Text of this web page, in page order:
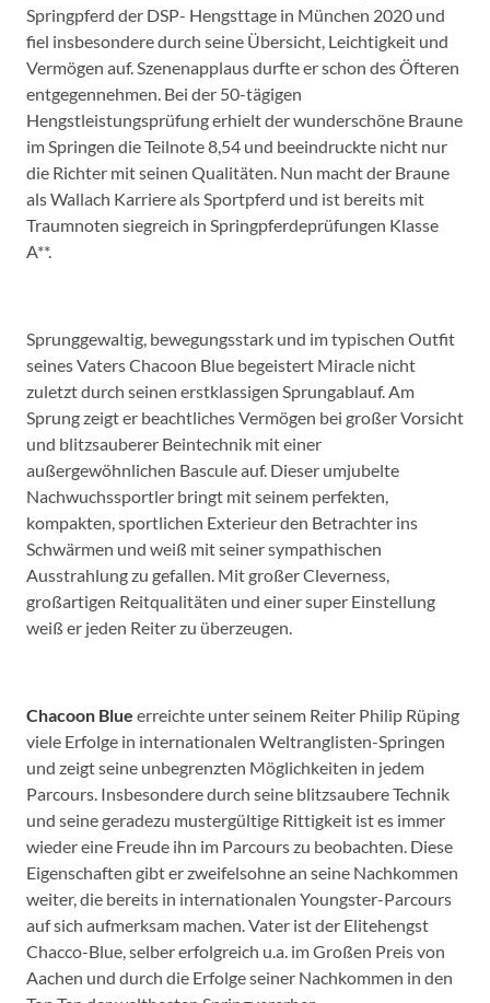
Springpferd der DSP- Hengsttage in München 2020 und
fiel insbesondere durch seine Übersicht, Leichtigkeit und
Vermögen auf. Szenenapplaus durfte er schon des Öfteren
entgegennehmen. Bei der 50-tägigen
Hengstleistungsprüfung erhielt der wunderschöne Braune
im Springen die Teilnote 8,54 und beeindruckte nicht nur
die Richter mit seinen Qualitäten. Nun macht der Braune
als Wallach Karriere als Sportpferd und ist bereits mit
Traumnoten siegreich in Springpferdeprüfungen Klasse
A**.
Sprunggewaltig, bewegungsstark und im typischen Outfit
seines Vaters Chacoon Blue begeistert Miracle nicht
zuletzt durch seinen erstklassigen Sprungablauf. Am
Sprung zeigt er beachtliches Vermögen bei großer Vorsicht
und blitzsauberer Beintechnik mit einer
außergewöhnlichen Bascule auf. Dieser umjubelte
Nachwuchssportler bringt mit seinem perfekten,
kompakten, sportlichen Exterieur den Betrachter ins
Schwärmen und weiß mit seiner sympathischen
Ausstrahlung zu gefallen. Mit großer Cleverness,
großartigen Reitqualitäten und einer super Einstellung
weiß er jeden Reiter zu überzeugen.
Chacoon Blue erreichte unter seinem Reiter Philip Rüping
viele Erfolge in internationalen Weltranglisten-Springen
und zeigt seine unbegrenzten Möglichkeiten in jedem
Parcours. Insbesondere durch seine blitzsaubere Technik
und seine geradezu mustergültige Rittigkeit ist es immer
wieder eine Freude ihn im Parcours zu beobachten. Diese
Eigenschaften gibt er zweifelsohne an seine Nachkommen
weiter, die bereits in internationalen Youngster-Parcours
auf sich aufmerksam machen. Vater ist der Elitehengst
Chacco-Blue, selber erfolgreich u.a. im Großen Preis von
Aachen und durch die Erfolge seiner Nachkommen in den